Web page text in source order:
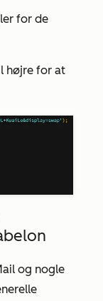
for de
højre for at
og nogle